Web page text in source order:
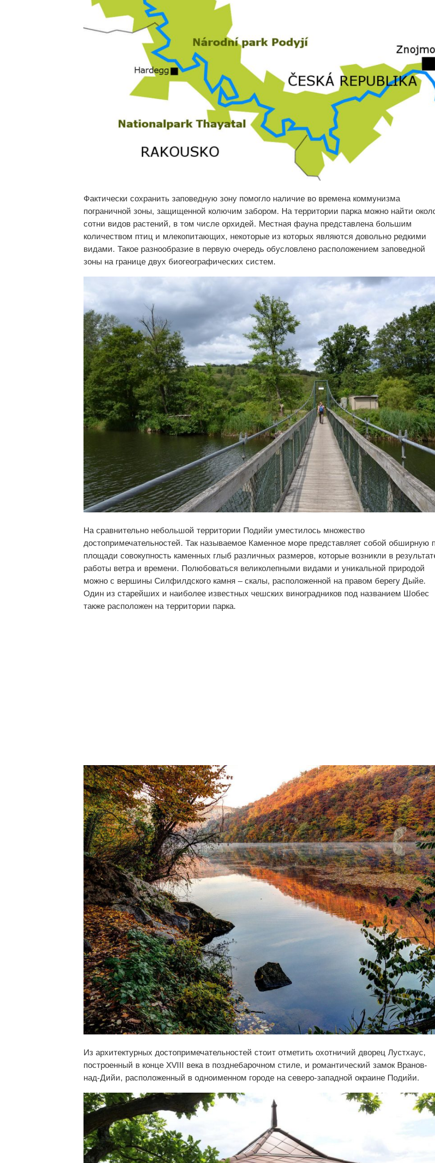
Фактически сохранить заповедную зону помогло наличие во времена коммунизма
пограничной зоны, защищенной колючим забором. На территории парка можно найти
сотни видов растений, в том числе орхидей. Местная фауна представлена большим
количеством птиц и млекопитающих, некоторые из которых являются довольно редкими
видами. Такое разнообразие в первую очередь обусловлено расположением заповедной
зоны на границе двух биогеографических систем.
На сравнительно небольшой территории Подийи уместилось множество
достопримечательностей. Так называемое Каменное море представляет собой обширную
площади совокупность каменных глыб различных размеров, которые возникли в
работы ветра и времени. Полюбоваться великолепными видами и уникальной природой
можно с вершины Силфилдского камня – скалы, расположенной на правом берегу Дыйе.
Один из старейших и наиболее известных чешских виноградников под названием Шобес
также расположен на территории парка.
Из архитектурных достопримечательностей стоит отметить охотничий дворец Лустхаус,
построенный в конце XVIII века в позднебарочном стиле, и романтический замок Вранов-
над-Дийи, расположенный в одноименном городе на северо-западной окраине Подийи.